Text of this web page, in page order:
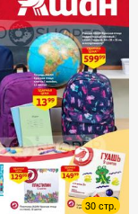
30 стр.